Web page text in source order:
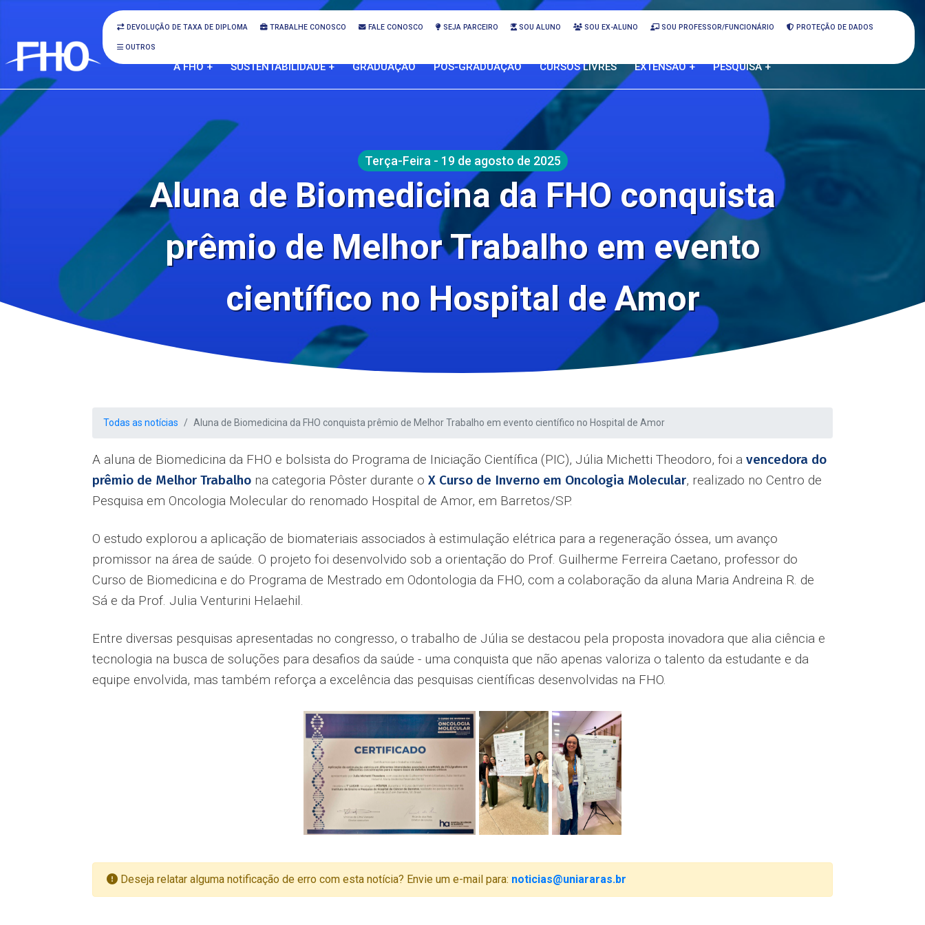
DEVOLUÇÃO DE TAXA DE DIPLOMA TRABALHE CONOSCO FALE CONOSCO SEJA PARCEIRO SOU ALUNO SOU EX-ALUNO SOU PROFESSOR/FUNCIONÁRIO PROTEÇÃO DE DADOS
OUTROS
A FHO + SUSTENTABILIDADE + GRADUAÇÃO PÓS-GRADUAÇÃO CURSOS LIVRES EXTENSÃO + PESQUISA +
Terça-Feira - 19 de agosto de 2025
Aluna de Biomedicina da FHO conquista
prêmio de Melhor Trabalho em evento
científico no Hospital de Amor
Todas as notícias Aluna de Biomedicina da FHO conquista prêmio de Melhor Trabalho em evento científico no Hospital de Amor
A aluna de Biomedicina da FHO e bolsista do Programa de Iniciação Científica (PIC), Júlia Michetti Theodoro, foi avencedora do
prêmio de Melhor Trabalho na categoria Pôster durante oX Curso de Inverno em Oncologia Molecular, realizado no Centro de
Pesquisa em Oncologia Molecular do renomado Hospital de Amor, em Barretos/SP.
O estudo explorou a aplicação de biomateriais associados à estimulação elétrica para a regeneração óssea, um avanço
promissor na área de saúde. O projeto foi desenvolvido sob a orientação do Prof. Guilherme Ferreira Caetano, professor do
Curso de Biomedicina e do Programa de Mestrado em Odontologia da FHO, com a colaboração da aluna Maria Andreina R. de
Sá e da Prof. Julia Venturini Helaehil.
Entre diversas pesquisas apresentadas no congresso, o trabalho de Júlia se destacou pela proposta inovadora que alia ciência e
tecnologia na busca de soluções para desafios da saúde - uma conquista que não apenas valoriza o talento da estudante e da
equipe envolvida, mas também reforça a excelência das pesquisas científicas desenvolvidas na FHO.
Deseja relatar alguma notificação de erro com esta notícia? Envie um e-mail para: noticias@uniararas.br